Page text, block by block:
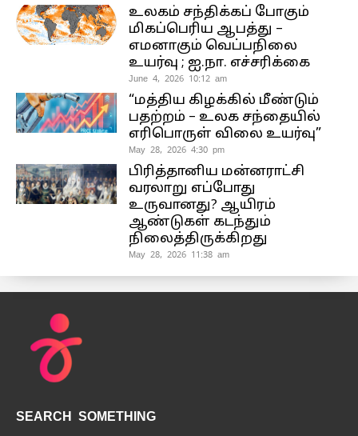
உலகம் சந்திக்கப் போகும்
மிகப்பெரிய ஆபத்து –
எமனாகும் வெப்பநிலை
உயர்வு ; ஐ.நா. எச்சரிக்கை
June 4, 2026 10:12 am
“மத்திய கிழக்கில் மீண்டும்
பதற்றம் – உலக சந்தையில்
எரிபொருள் விலை உயர்வு”
May 28, 2026 4:30 pm
பிரித்தானிய மன்னராட்சி
வரலாறு எப்போது
உருவானது? ஆயிரம்
ஆண்டுகள் கடந்தும்
நிலைத்திருக்கிறது
May 28, 2026 11:38 am
SEARCH SOMETHING